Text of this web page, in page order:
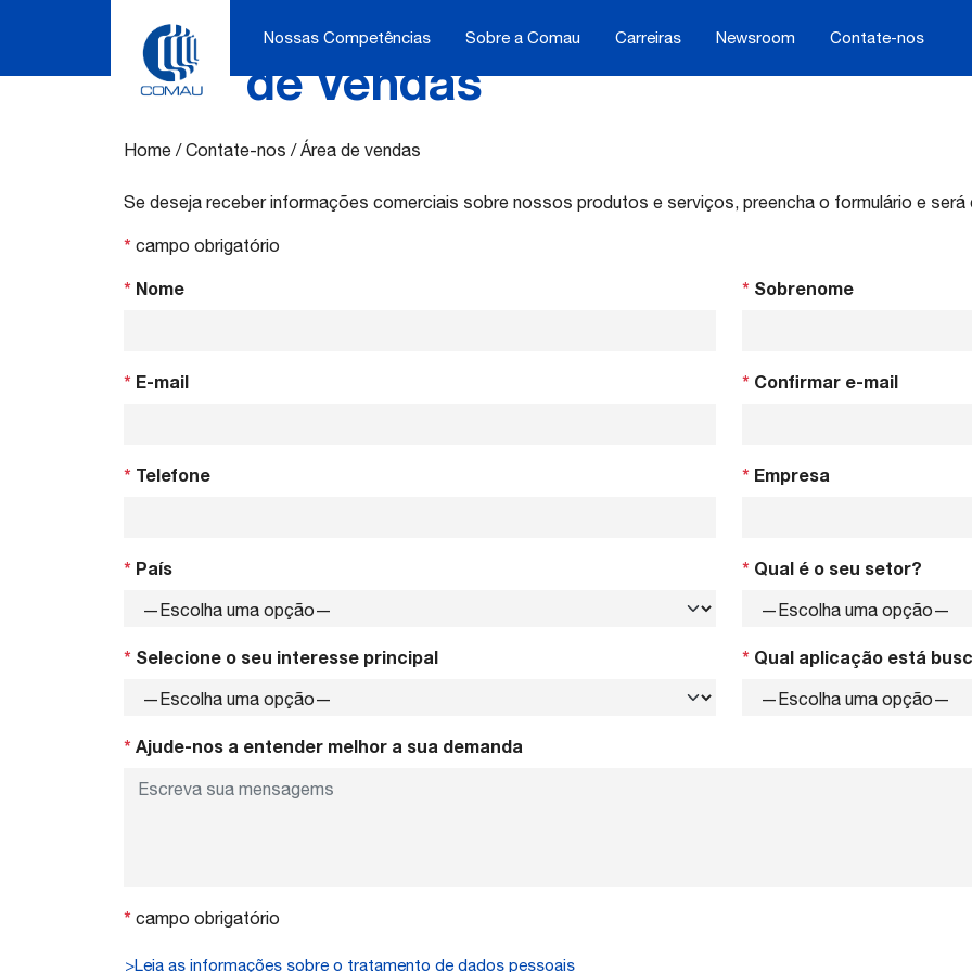
Nossas Competências Sobre a Comau Carreiras Newsroom Contate-nos
Área de vendas
Home /Contate-nos /Área de vendas
Se deseja receber informações comerciais sobre nossos produtos e serviços, preencha o formulário e
* campo obrigatório
* Nome * Sobrenome
* E-mail * Confirmar e-mail
* Telefone * Empresa
* País * Qual é o seu setor?
* Selecione o seu interesse principal * Qual aplicação está
* Ajude-nos a entender melhor a sua demanda
* campo obrigatório
>Leia as informações sobre o tratamento de dados pessoais